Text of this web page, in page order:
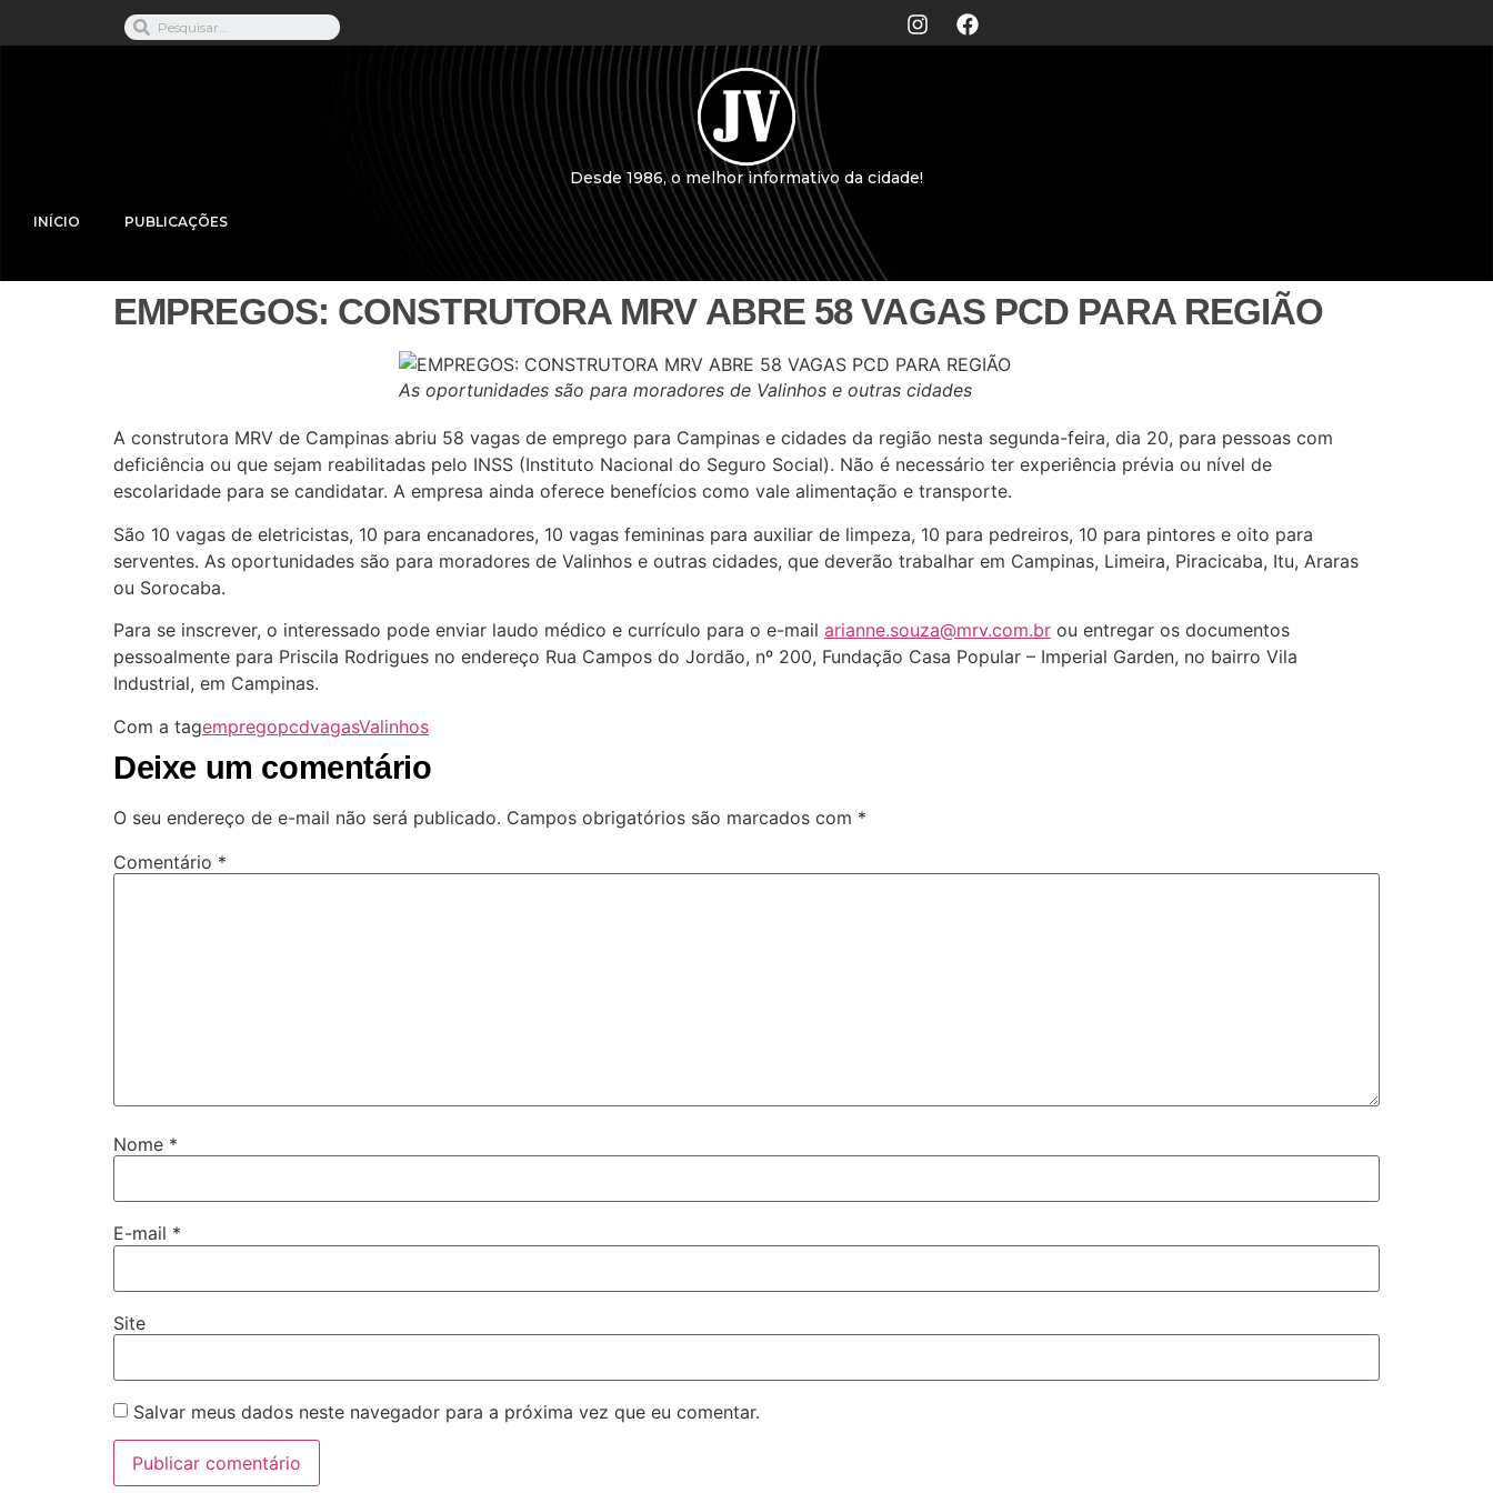
Desde 1986, o melhor informativo da cidade!
INÍCIO PUBLICAÇÕES
EMPREGOS: CONSTRUTORA MRV ABRE 58 VAGAS PCD PARA REGIÃO
As oportunidades são para moradores de Valinhos e outras cidades
A construtora MRV de Campinas abriu 58 vagas de emprego para Campinas e cidades da região nesta segunda-feira, dia 20, para pessoas com
deficiência ou que sejam reabilitadas pelo INSS (Instituto Nacional do Seguro Social). Não é necessário ter experiência prévia ou nível de
escolaridade para se candidatar. A empresa ainda oferece benefícios como vale alimentação e transporte.
São 10 vagas de eletricistas, 10 para encanadores, 10 vagas femininas para auxiliar de limpeza, 10 para pedreiros, 10 para pintores e oito para
serventes. As oportunidades são para moradores de Valinhos e outras cidades, que deverão trabalhar em Campinas, Limeira, Piracicaba, Itu, Araras
ou Sorocaba.
Para se inscrever, o interessado pode enviar laudo médico e currículo para o e-mail arianne.souza@mrv.com.br ou entregar os documentos
pessoalmente para Priscila Rodrigues no endereço Rua Campos do Jordão, nº 200, Fundação Casa Popular – Imperial Garden, no bairro Vila
Industrial, em Campinas.
Com a tagempregopcdvagasValinhos
Deixe um comentário
O seu endereço de e-mail não será publicado. Campos obrigatórios são marcados com *
Comentário *
Nome *
E-mail *
Site
Salvar meus dados neste navegador para a próxima vez que eu comentar.